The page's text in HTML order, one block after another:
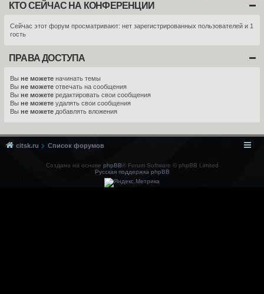
КТО СЕЙЧАС НА КОНФЕРЕНЦИИ
Сейчас этот форум просматривают: нет зарегистрированных пользователей и 1
гость
ПРАВА ДОСТУПА
Вы не можете начинать темы
Вы не можете отвечать на сообщения
Вы не можете редактировать свои сообщения
Вы не можете удалять свои сообщения
Вы не можете добавлять вложения
citsk.ru Список форумов
Создано на основе phpBB® Forum Software © phpBB Limited
Русская поддержка phpBB